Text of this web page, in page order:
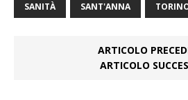
SANITÀ SANT'ANNA
ARTICOLO
ARTICOLO